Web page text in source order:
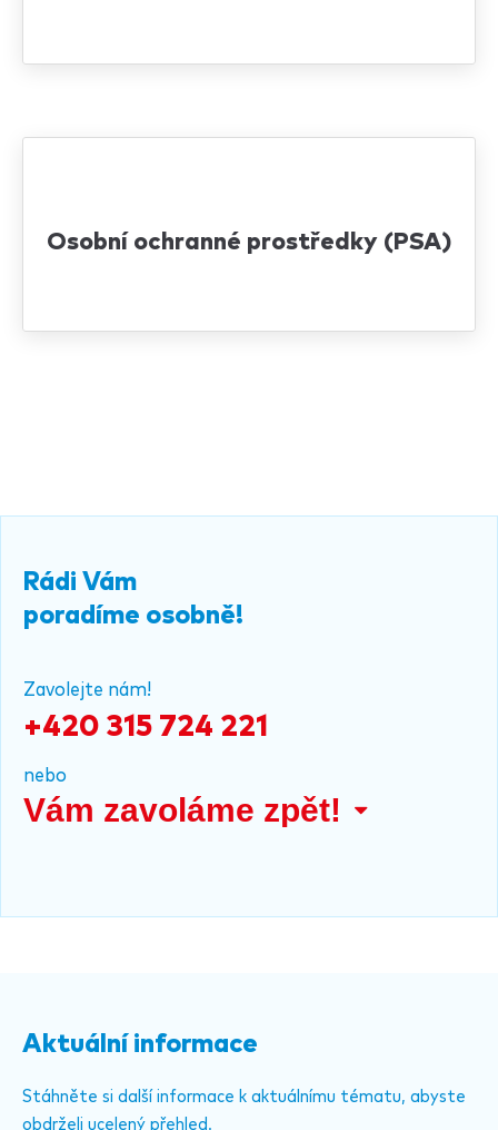
Osobní ochranné prostředky (PSA)
Rádi Vám
poradíme osobně!
Zavolejte nám!
+420 315 724 221
nebo
Vám zavoláme zpět!
Aktuální informace
Stáhněte si další informace k aktuálnímu tématu, abyste
obdrželi ucelený přehled.